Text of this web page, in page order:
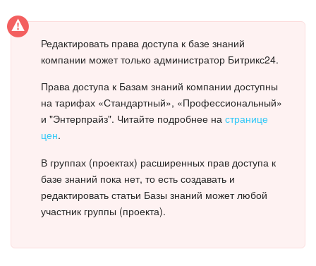
Редактировать права доступа к базе знаний
компании может только администратор Битрикс24.
Права доступа к Базам знаний компании доступны
на тарифах «Стандартный», «Профессиональный»
и "Энтерпрайз". Читайте подробнее на странице
цен.
В группах (проектах) расширенных прав доступа к
базе знаний пока нет, то есть создавать и
редактировать статьи Базы знаний может любой
участник группы (проекта).